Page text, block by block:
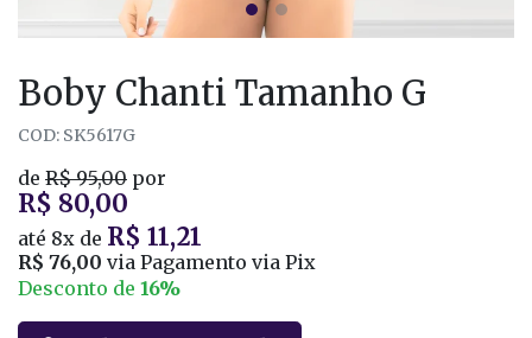
Boby Chanti Tamanho G
COD: SK5617G
de R$ 95,00 por
R$ 80,00
até 8x de R$ 11,21
R$ 76,00 via Pagamento via Pix
Desconto de 16%